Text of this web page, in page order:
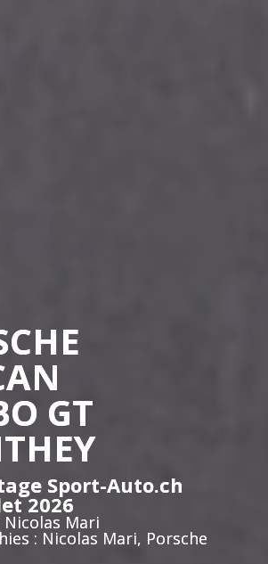
GT
Sport-Auto.ch
2026
Nicolas Mari
: Nicolas Mari, Porsche